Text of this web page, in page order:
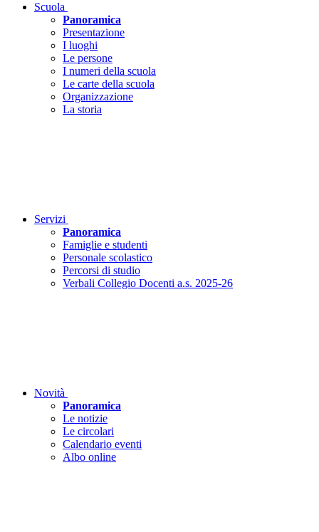
Scuola
Panoramica
Presentazione
I luoghi
Le persone
I numeri della scuola
Le carte della scuola
Organizzazione
La storia
Servizi
Panoramica
Famiglie e studenti
Personale scolastico
Percorsi di studio
Verbali Collegio Docenti a.s. 2025-26
Novità
Panoramica
Le notizie
Le circolari
Calendario eventi
Albo online